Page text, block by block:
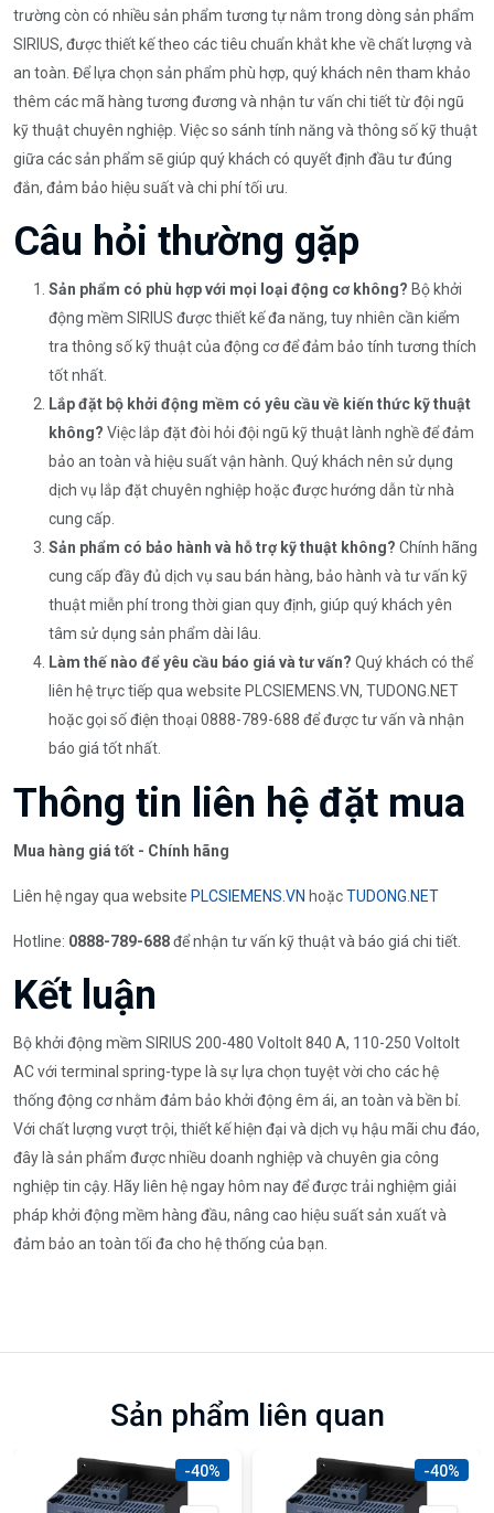
trường còn có nhiều sản phẩm tương tự nằm trong dòng sản phẩm
SIRIUS, được thiết kế theo các tiêu chuẩn khắt khe về chất lượng và
an toàn. Để lựa chọn sản phẩm phù hợp, quý khách nên tham khảo
thêm các mã hàng tương đương và nhận tư vấn chi tiết từ đội ngũ
kỹ thuật chuyên nghiệp. Việc so sánh tính năng và thông số kỹ thuật
giữa các sản phẩm sẽ giúp quý khách có quyết định đầu tư đúng
đắn, đảm bảo hiệu suất và chi phí tối ưu.
Câu hỏi thường gặp
Sản phẩm có phù hợp với mọi loại động cơ không? Bộ khởi
động mềm SIRIUS được thiết kế đa năng, tuy nhiên cần kiểm
tra thông số kỹ thuật của động cơ để đảm bảo tính tương thích
tốt nhất.
Lắp đặt bộ khởi động mềm có yêu cầu về kiến thức kỹ thuật
không? Việc lắp đặt đòi hỏi đội ngũ kỹ thuật lành nghề để đảm
bảo an toàn và hiệu suất vận hành. Quý khách nên sử dụng
dịch vụ lắp đặt chuyên nghiệp hoặc được hướng dẫn từ nhà
cung cấp.
Sản phẩm có bảo hành và hỗ trợ kỹ thuật không? Chính hãng
cung cấp đầy đủ dịch vụ sau bán hàng, bảo hành và tư vấn kỹ
thuật miễn phí trong thời gian quy định, giúp quý khách yên
tâm sử dụng sản phẩm dài lâu.
Làm thế nào để yêu cầu báo giá và tư vấn? Quý khách có thể
liên hệ trực tiếp qua website PLCSIEMENS.VN, TUDONG.NET
hoặc gọi số điện thoại 0888-789-688 để được tư vấn và nhận
báo giá tốt nhất.
Thông tin liên hệ đặt mua
Mua hàng giá tốt - Chính hãng
Liên hệ ngay qua website PLCSIEMENS.VN hoặcTUDONG.NET
Hotline: 0888-789-688để nhận tư vấn kỹ thuật và báo giá chi tiết.
Kết luận
Bộ khởi động mềm SIRIUS 200-480 Voltolt 840 A, 110-250 Voltolt
AC với terminal spring-type là sự lựa chọn tuyệt vời cho các hệ
thống động cơ nhằm đảm bảo khởi động êm ái, an toàn và bền bỉ.
Với chất lượng vượt trội, thiết kế hiện đại và dịch vụ hậu mãi chu đáo,
đây là sản phẩm được nhiều doanh nghiệp và chuyên gia công
nghiệp tin cậy. Hãy liên hệ ngay hôm nay để được trải nghiệm giải
pháp khởi động mềm hàng đầu, nâng cao hiệu suất sản xuất và
đảm bảo an toàn tối đa cho hệ thống của bạn.
Sản phẩm liên quan
-40% -40%